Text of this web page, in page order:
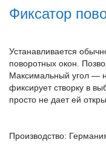
Фиксатор
Устанавливается
поворотных окон.
Максимальный угол —
фиксирует створку в
просто не дает ей
Производство: